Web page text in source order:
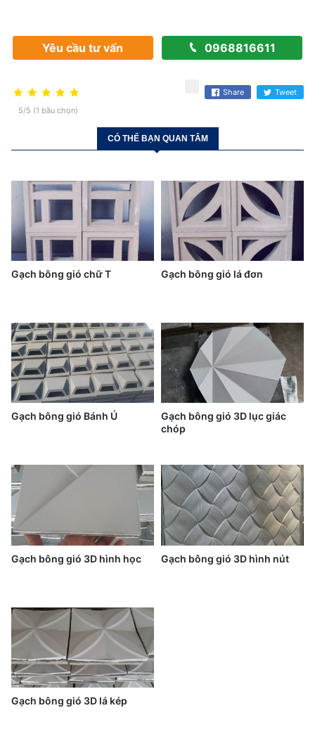
Yêu cầu tư vấn 0968816611
5/5 (1 bầu chọn)
Share Tweet
CÓ THỂ BẠN QUAN TÂM
Gạch bông gió chữ T Gạch bông gió lá đơn
Gạch bông gió Bánh Ú
Gạch bông gió 3D lục giác
chóp
Gạch bông gió 3D hình học Gạch bông gió 3D hình nút
Gạch bông gió 3D lá kép